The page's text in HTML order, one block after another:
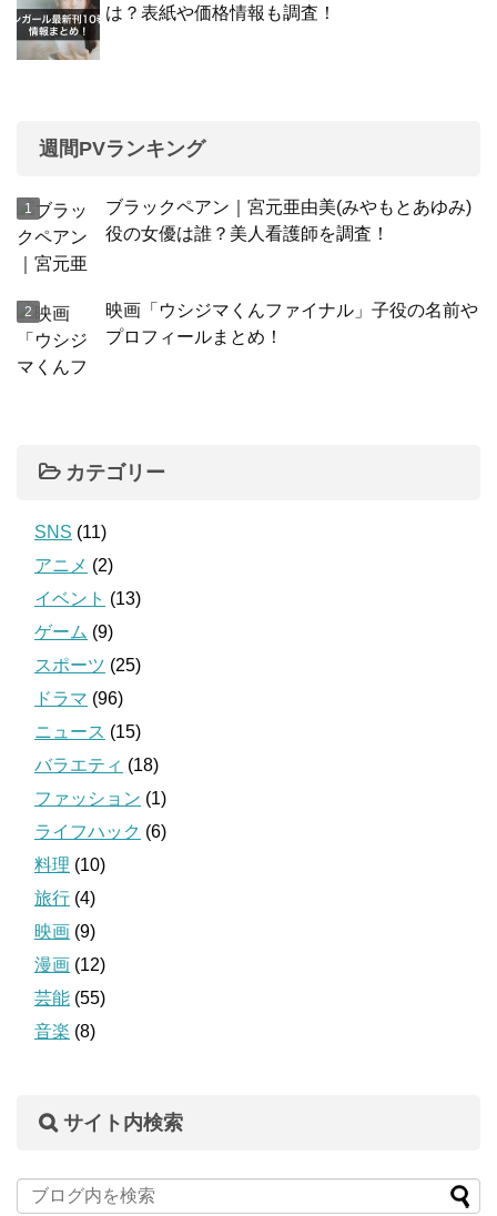
は？表紙や価格情報も調査！
週間PVランキング
ブラックペアン｜宮元亜由美(みやもとあゆみ)
役の女優は誰？美人看護師を調査！
映画「ウシジマくんファイナル」子役の名前や
プロフィールまとめ！
カテゴリー
SNS (11)
アニメ (2)
イベント (13)
ゲーム (9)
スポーツ (25)
ドラマ (96)
ニュース (15)
バラエティ (18)
ファッション (1)
ライフハック (6)
料理 (10)
旅行 (4)
映画 (9)
漫画 (12)
芸能 (55)
音楽 (8)
サイト内検索